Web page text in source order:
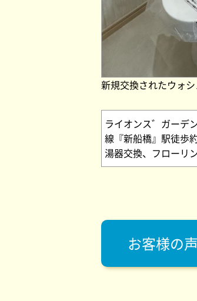
新規交換されたウォ
ライオンス゛ガーデ
線『新船橋』駅徒歩
湯器交換、フローリ
お客様の声